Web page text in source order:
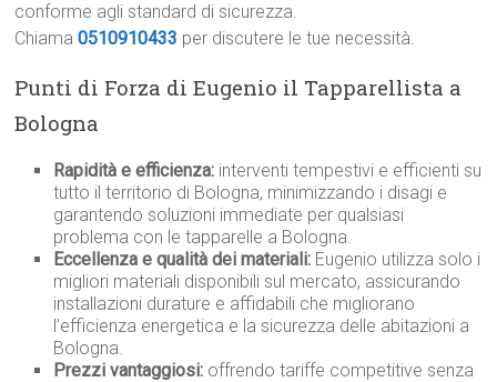
conforme agli standard di sicurezza.
Chiama0510910433 per discutere le tue necessità.
Punti di Forza di Eugenio il Tapparellista a
Bologna
Rapidità e efficienza: interventi tempestivi e efficienti su
tutto il territorio di Bologna, minimizzando i disagi e
garantendo soluzioni immediate per qualsiasi
problema con le tapparelle a Bologna.
Eccellenza e qualità dei materiali: Eugenio utilizza solo i
migliori materiali disponibili sul mercato, assicurando
installazioni durature e affidabili che migliorano
l’efficienza energetica e la sicurezza delle abitazioni a
Bologna.
Prezzi vantaggiosi: offrendo tariffe competitive senza